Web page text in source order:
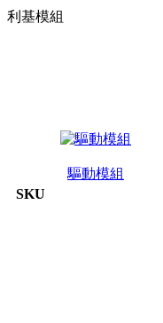
利基模組
驅動模組
SKU